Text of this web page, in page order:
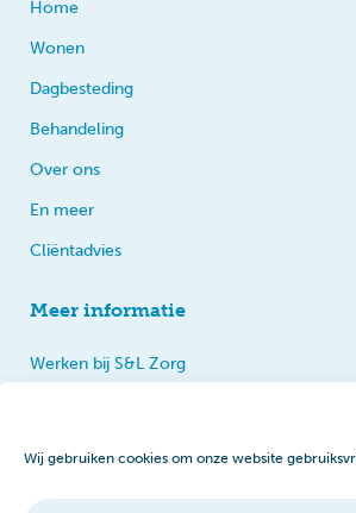
Wij gebruiken cookies om onze website
Home
Wonen
Dagbesteding
Behandeling
Over ons
En meer
Cliëntadvies
Meer informatie
Werken bij S&L Zorg